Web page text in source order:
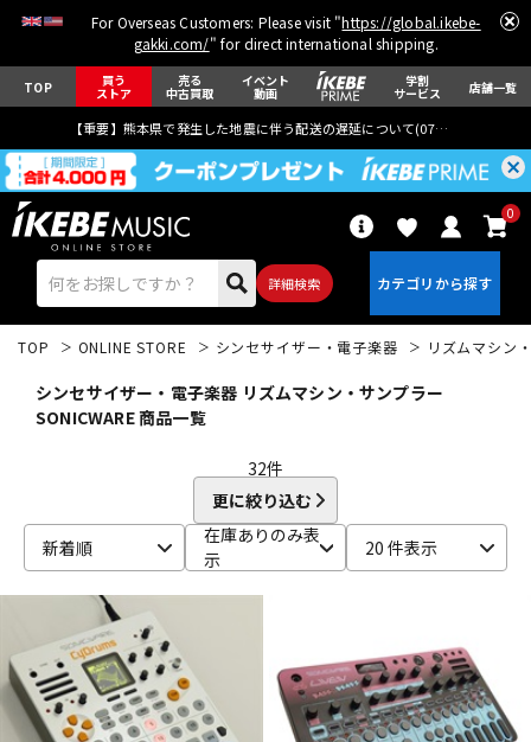
For Overseas Customers: Please visit "https://global.ikebe-
gakki.com/" for direct international shipping.
TOP 買う
ストア
売る
中古買取
イベント
動画
学割
サービス 店舗一覧
【重要】熊本県で発生した地震に伴う配送の遅延について(07月29日
詳細検索
0
ベース ウクレレ
ドラム パーカッション
キーボード 電子ピアノ
TOP ONLINE STORE シンセサイザー・電子楽器 リズムマシン
シンセサイザー・電子楽器 リズムマシン・サンプラー
SONICWARE 商品一覧
32件
更に絞り込む
新着順
在庫ありのみ表
示
20 件表示